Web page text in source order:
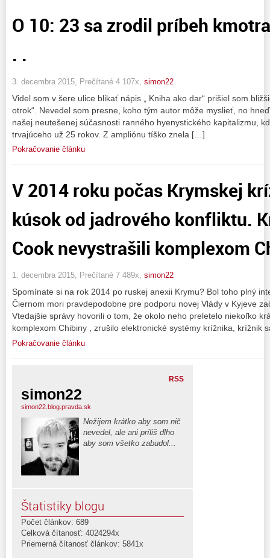
O 10: 23 sa zrodil príbeh
. .
3. decembra 2015, Prečítané 4 107x, simon22
Videl som v šere ulice blikať nápis „ Kniha ako dar“ prišiel som
otrok“. Nevedel som presne, koho tým autor môže myslieť, no
našej neutešenej súčasnosti ranného hyenystického kapitalizmu,
trvajúceho už 25 rokov. Z ampliónu tíško znela […]
Pokračovanie článku
V 2014 roku počas Krymskej
kúsok od jadrového konfliktu.
Cook nevystrašili komplexom
1. decembra 2015, Prečítané 7 489x, simon22
Spomínate si na rok 2014 po ruskej anexii Krymu? Bol toho plný
Čiernom mori pravdepodobne pre podporu novej Vlády v Kyjeve
Vtedajšie správy hovorili o tom, že okolo neho preletelo niekoľko
komplexom Chibiny , zrušilo elektronické systémy krížnika, krížnik
Pokračovanie článku
RSS
simon22
simon22.blog.pravda.sk
Nežijem krátko aby som nič
nevedel, ale ani príliš dlho
aby som všetko zabudol...
Štatistiky blogu
Počet článkov: 689
Celková čítanosť: 4024294x
Priemerná čítanosť článkov: 5841x